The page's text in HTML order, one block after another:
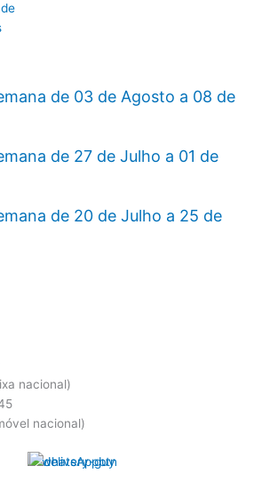
de 03 de Agosto a 08 de
de 27 de Julho a 01 de
de 20 de Julho a 25 de
nacional)
nacional)